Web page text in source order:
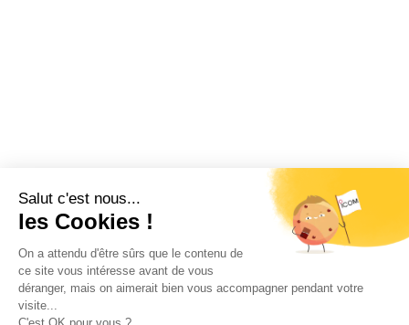
Restez informé !Abonnez-vous à la newsletter et recevez
toutes les actualités d’ICOM France